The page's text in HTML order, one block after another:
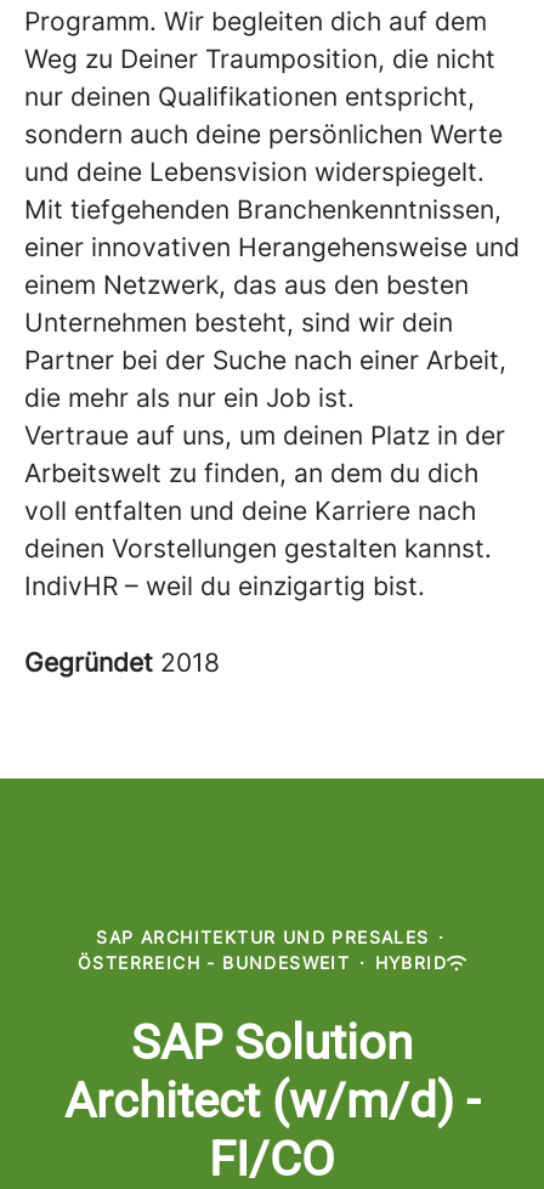
Programm. Wir begleiten dich auf dem
Weg zu Deiner Traumposition, die nicht
nur deinen Qualifikationen entspricht,
sondern auch deine persönlichen Werte
und deine Lebensvision widerspiegelt.
Mit tiefgehenden Branchenkenntnissen,
einer innovativen Herangehensweise und
einem Netzwerk, das aus den besten
Unternehmen besteht, sind wir dein
Partner bei der Suche nach einer Arbeit,
die mehr als nur ein Job ist.
Vertraue auf uns, um deinen Platz in der
Arbeitswelt zu finden, an dem du dich
voll entfalten und deine Karriere nach
deinen Vorstellungen gestalten kannst.
IndivHR – weil du einzigartig bist.
Gegründet 2018
SAP ARCHITEKTUR UND PRESALES ·
ÖSTERREICH - BUNDESWEIT · HYBRID
SAP Solution
Architect (w/m/d) -
FI/CO